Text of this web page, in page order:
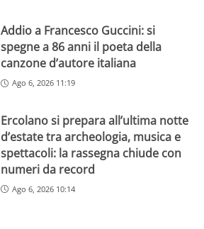
Addio a Francesco Guccini: si
spegne a 86 anni il poeta della
canzone d’autore italiana
Ago 6, 2026 11:19
Ercolano si prepara all’ultima notte
d’estate tra archeologia, musica e
spettacoli: la rassegna chiude con
numeri da record
Ago 6, 2026 10:14